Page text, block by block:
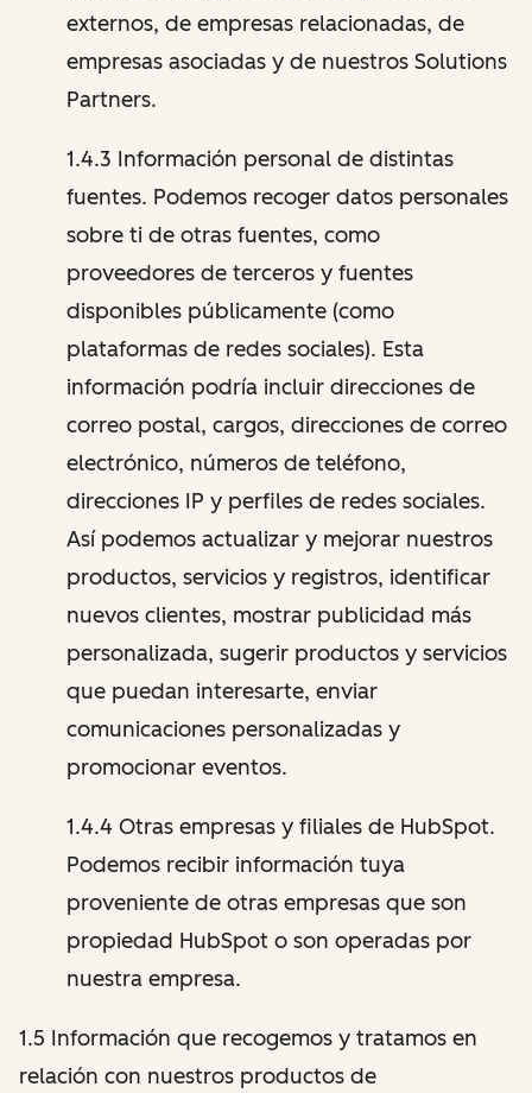
externos, de empresas relacionadas, de
empresas asociadas y de nuestros Solutions
Partners.
1.4.3 Información personal de distintas
fuentes. Podemos recoger datos personales
sobre ti de otras fuentes, como
proveedores de terceros y fuentes
disponibles públicamente (como
plataformas de redes sociales). Esta
información podría incluir direcciones de
correo postal, cargos, direcciones de correo
electrónico, números de teléfono,
direcciones IP y perfiles de redes sociales.
Así podemos actualizar y mejorar nuestros
productos, servicios y registros, identificar
nuevos clientes, mostrar publicidad más
personalizada, sugerir productos y servicios
que puedan interesarte, enviar
comunicaciones personalizadas y
promocionar eventos.
1.4.4 Otras empresas y filiales de HubSpot.
Podemos recibir información tuya
proveniente de otras empresas que son
propiedad HubSpot o son operadas por
nuestra empresa.
1.5 Información que recogemos y tratamos en
relación con nuestros productos de